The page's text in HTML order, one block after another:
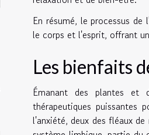
En résumé, le processus
le corps et l'esprit, offrant
Les bienfaits
Émanant des plantes et
thérapeutiques
l'anxiété, deux des fléaux